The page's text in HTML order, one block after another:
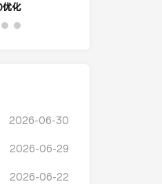
优化
2026-06-30
2026-06-29
2026-06-22